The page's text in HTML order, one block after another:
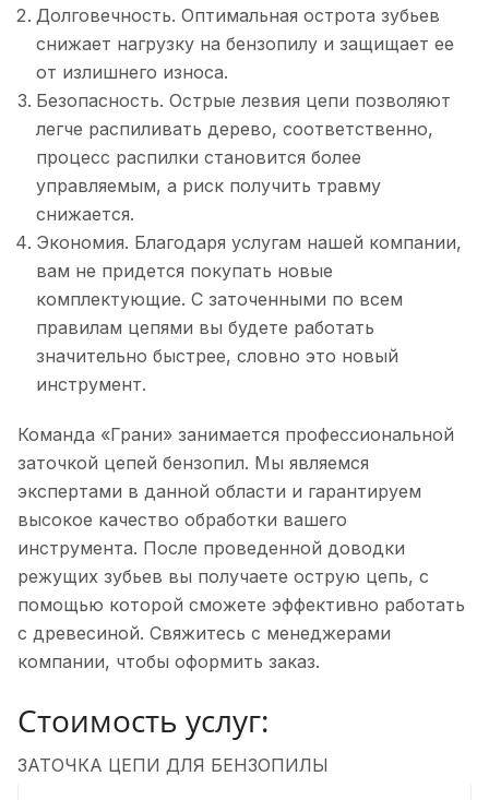
Долговечность. Оптимальная острота зубьев
снижает нагрузку на бензопилу и защищает ее
от излишнего износа.
Безопасность. Острые лезвия цепи позволяют
легче распиливать дерево, соответственно,
процесс распилки становится более
управляемым, а риск получить травму
снижается.
Экономия. Благодаря услугам нашей компании,
вам не придется покупать новые
комплектующие. С заточенными по всем
правилам цепями вы будете работать
значительно быстрее, словно это новый
инструмент.
Команда «Грани» занимается профессиональной
заточкой цепей бензопил. Мы являемся
экспертами в данной области и гарантируем
высокое качество обработки вашего
инструмента. После проведенной доводки
режущих зубьев вы получаете острую цепь, с
помощью которой сможете эффективно работать
с древесиной. Свяжитесь с менеджерами
компании, чтобы оформить заказ.
Стоимость услуг:
ЗАТОЧКА ЦЕПИ ДЛЯ БЕНЗОПИЛЫ